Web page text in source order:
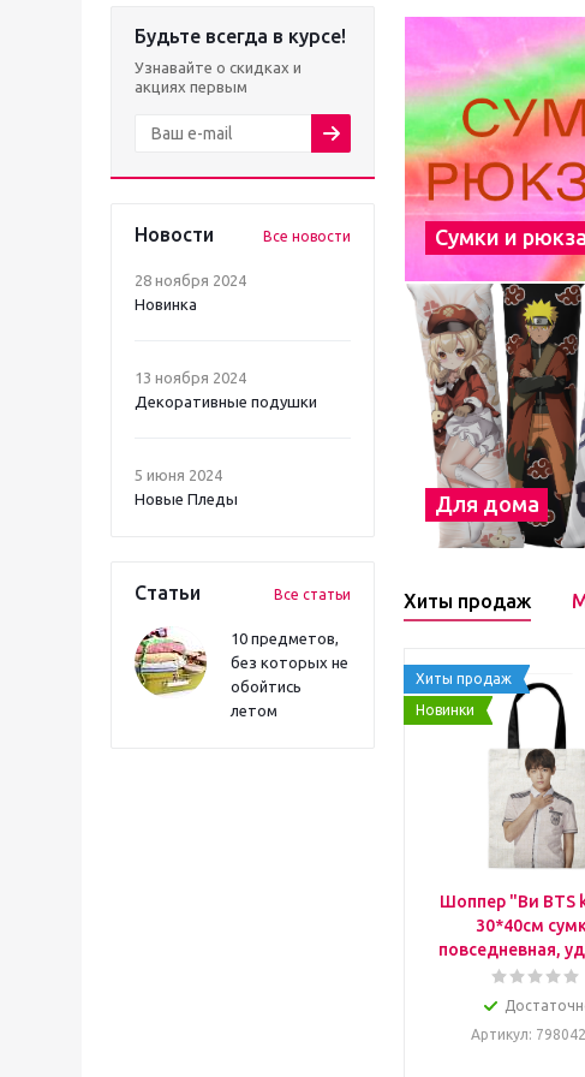
Будьте всегда в курсе!
Узнавайте о скидках и
акциях первым
Новости Все новости
28 ноября 2024
Новинка
13 ноября 2024
Декоративные подушки
5 июня 2024
Новые Пледы
Статьи Все статьи
10 предметов,
без которых не
обойтись
летом
Сумки и
Для дома
Хиты продаж
Хиты продаж
Новинки
Шоппер "Ви BTS
30*40см
повседневная,
Артикул: